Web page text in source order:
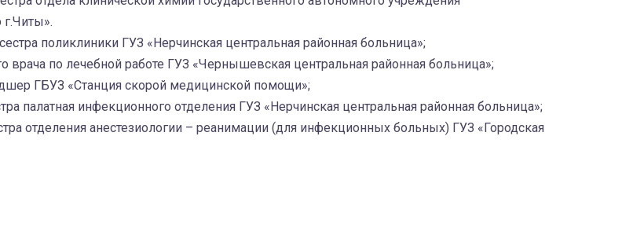
поликлиники ГУЗ «Нерчинская центральная районная больница»;
врача по лечебной работе ГУЗ «Чернышевская центральная районная больница»;
ГБУЗ «Станция скорой медицинской помощи»;
палатная инфекционного отделения ГУЗ «Нерчинская центральная районная больница»;
отделения анестезиологии – реанимации (для инфекционных больных) ГУЗ «Городская